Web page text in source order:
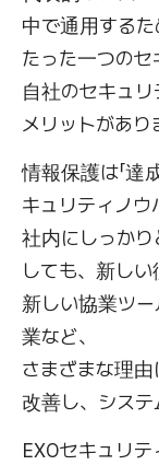
中で通用するた
たった一つの
自社のセキュ
メリットがあり
情報保護は「達
キュリティノウ
社内にしっか
しても、新しい
新しい協業ツ
業など、
さまざまな理
改善し、システ
EXOセキュリ